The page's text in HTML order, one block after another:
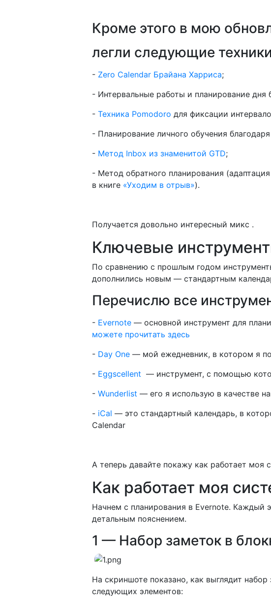
Кроме этого в мою
легли следующие
- Zero Calendar Брайана Харриса;
- Интервальные работы и планирование дня
- Техника Pomodoro для фиксации
- Планирование личного обучения
- Метод Inbox из знаменитой GTD;
- Метод обратного планирования
в книге «Уходим в отрыв»).
Получается довольно интересный микс .
Ключевые
По сравнению с прошлым годом
дополнились новым — стандартным
Перечислю все
- Evernote — основной инструмент для
можете прочитать здесь
- Day One — мой ежедневник, в котором я
- Eggscellent — инструмент, с помощью
- Wunderlist — его я использую в качестве
- iCal — это стандартный календарь, в
Calendar
А теперь давайте покажу как работает моя
Как работает моя
Начнем с планирования в Evernote. Каждый
детальным пояснением.
1 — Набор заметок в
На скриншоте показано, как выглядит
следующих элементов: